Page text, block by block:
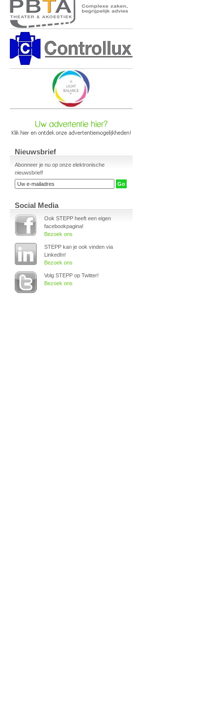
Nieuwsbrief
Abonneer je nu op onze elektronische
nieuwsbrief!
Social Media
Ook STEPP heeft een eigen
facebookpagina!
Bezoek ons
STEPP kan je ook vinden via
LinkedIn!
Bezoek ons
Volg STEPP op Twitter!
Bezoek ons